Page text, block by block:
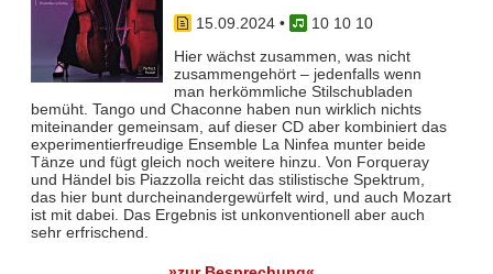
15.09.2024•
10 10 10
Hier wächst zusammen, was nicht
zusammengehört – jedenfalls wenn
man herkömmliche Stilschubladen
bemüht. Tango und Chaconne haben nun wirklich nichts
miteinander gemeinsam, auf dieser CD aber kombiniert das
experimentierfreudige Ensemble La Ninfea munter beide
Tänze und fügt gleich noch weitere hinzu. Von Forqueray
und Händel bis Piazzolla reicht das stilistische Spektrum,
das hier bunt durcheinandergewürfelt wird, und auch Mozart
ist mit dabei. Das Ergebnis ist unkonventionell aber auch
sehr erfrischend.